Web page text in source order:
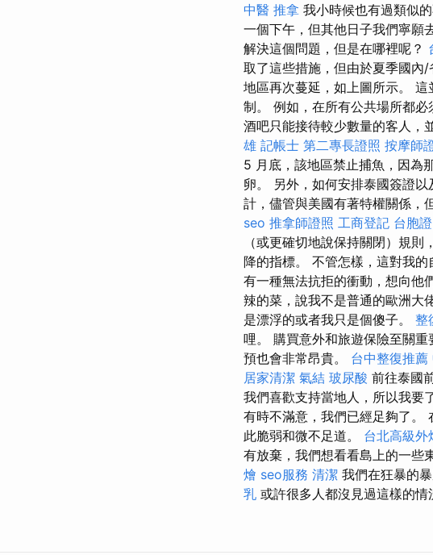
中醫 推拿 我小時候也有過類似
一個下午，但其他日子我們寧願
解決這個問題，但是在哪裡呢？
取了這些措施，但由於夏季國內
地區再次蔓延，如上圖所示。
制。 例如，在所有公共場所都必
酒吧只能接待較少數量的客人，
雄 記帳士 第二專長證照 按摩師
5 月底，該地區禁止捕魚，因為
卵。 另外，如何安排泰國簽證以
計，儘管與美國有著特權關係，
seo 推拿師證照 工商登記 台胞
（或更確切地說保持關閉）規
降的指標。 不管怎樣，這對我的
有一種無法抗拒的衝動，想向他
辣的菜，說我不是普通的歐洲大
是漂浮的或者我只是個傻子。 整
哩。 購買意外和旅遊保險至關重
預也會非常昂貴。 台中整復推薦
居家清潔 氣結 玻尿酸 前往泰國
我們喜歡支持當地人，所以我要
有時不滿意，我們已經足夠了。
此脆弱和微不足道。 台北高級外
有放棄，我們想看看島上的一些
燴 seo服務 清潔 我們在狂暴的
乳 或許很多人都沒見過這樣的情